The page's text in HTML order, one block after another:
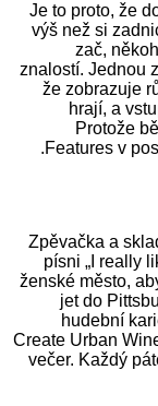
Je to proto, že
výš než si
zač,
znalostí. Jednou
že zobrazuje
hrají, a
Protože
Features v
Zpěvačka a
písni „I really
ženské město,
jet do
hudební
Create Urban
večer. Každý